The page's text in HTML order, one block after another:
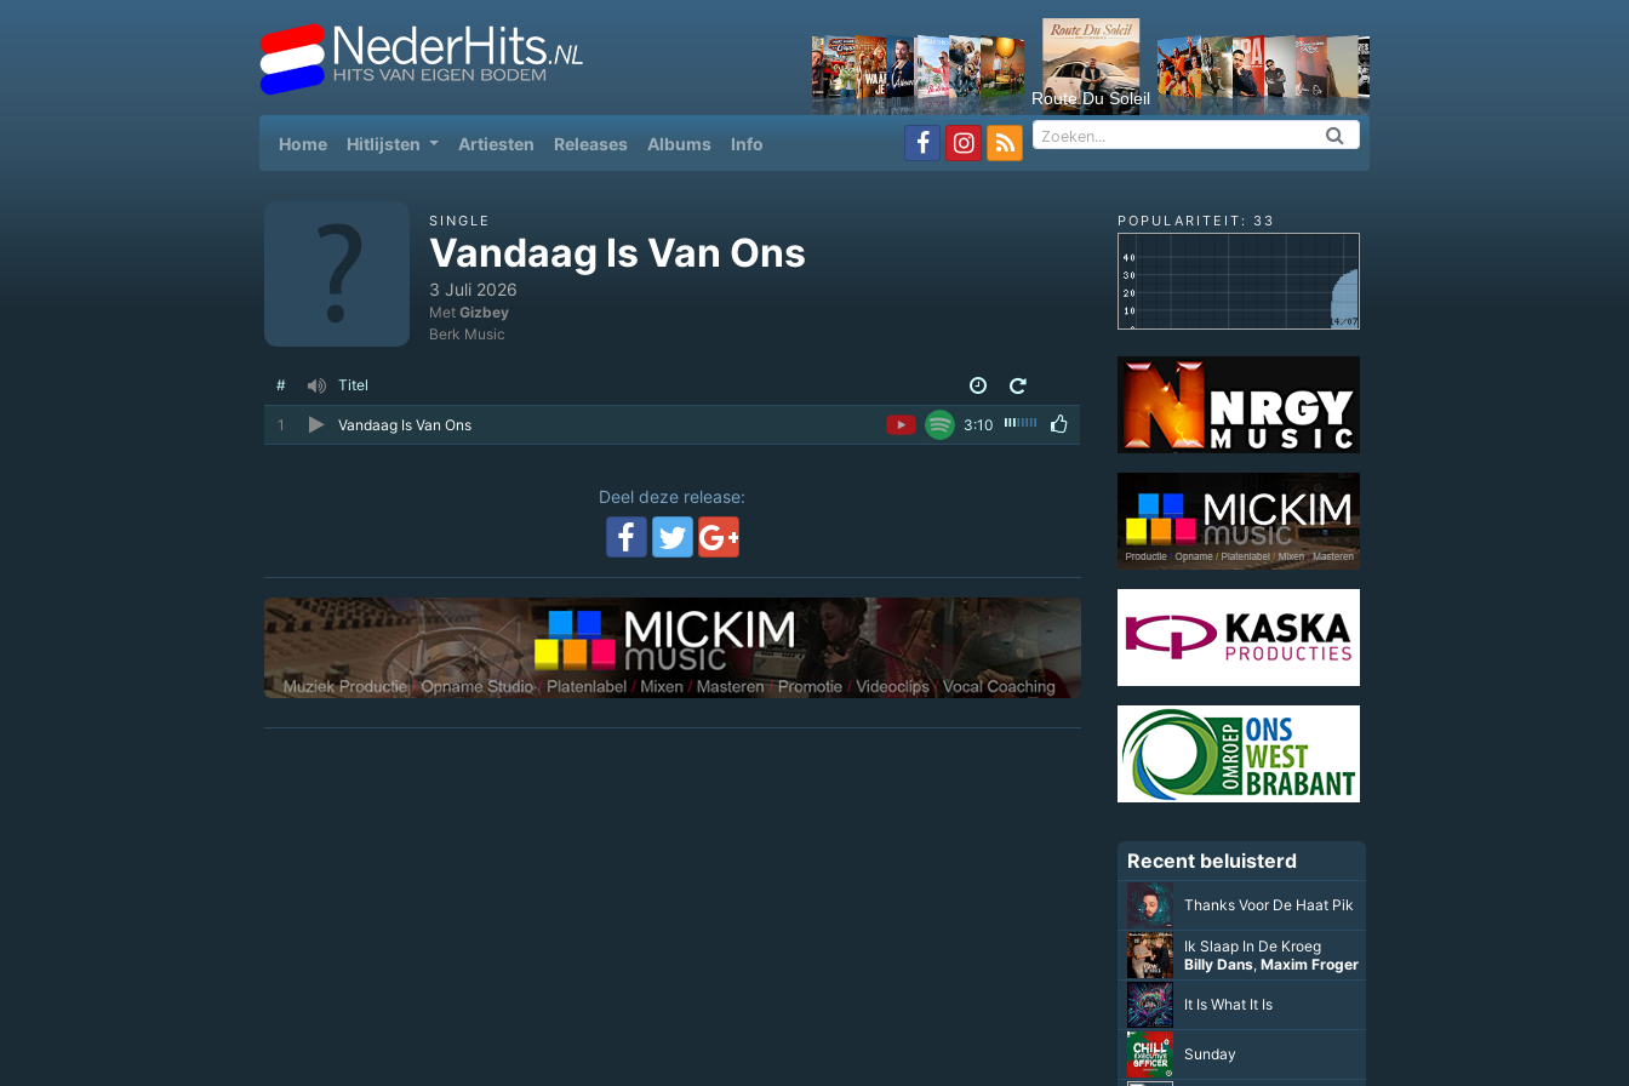
Route Du Soleil
Home(current)
Hitlijsten Artiesten Releases Albums Info
SINGLE
Vandaag Is Van Ons
3 Juli 2026
Met Gizbey
Berk Music
# Titel
1 Vandaag Is Van Ons 3:10
Deel deze release:
POPULARITEIT: 33
Recent beluisterd
Thanks Voor De Haat Pik
Ik Slaap In De Kroeg
Billy Dans, Maxim Froger
It Is What It Is
Sunday